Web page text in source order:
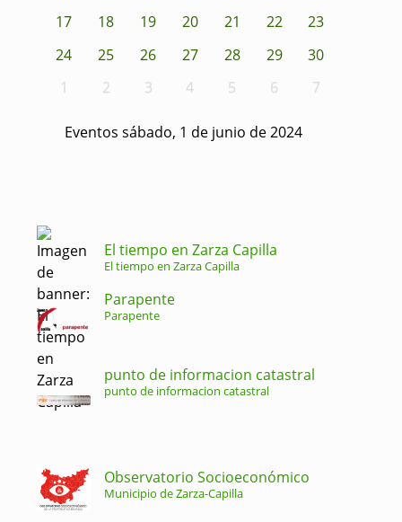
17
18 19 20 21 22
23
24
25 26 27 28 29
30
1
2 3 4 5 6 7
Eventos sábado, 1 de junio de 2024
El tiempo en Zarza Capilla
El tiempo en Zarza Capilla
Parapente
Parapente
punto de informacion catastral
punto de informacion catastral
Observatorio Socioeconómico
Municipio de Zarza-Capilla